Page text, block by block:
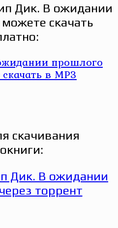
Дик. В ожидании
скачать
скачивания